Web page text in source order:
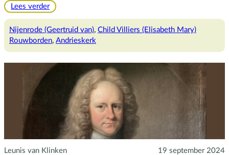
Lees verder:
Nijenrode (Geertruid van), Child Villiers (Elisabeth Mary)
Rouwborden, Andrieskerk
Leunis van Klinken 19 september 2024